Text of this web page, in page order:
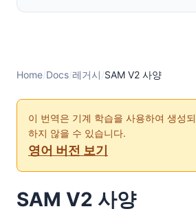
기본 SAM 설정
Home/Docs/레거시/SAM V2 사양
이 번역은 기계 학습을 사용하여 생성
하지 않을 수 있습니다.
영어 버전 보기
SAM V2 사양